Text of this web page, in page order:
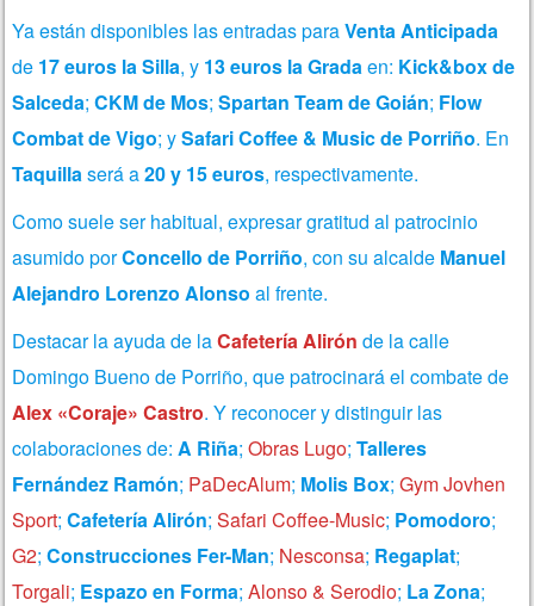
Ya están disponibles las entradas paraVenta Anticipada
de 17 euros la Silla, y 13 euros la Gradaen: Kick&box de
Salceda;CKM de Mos;Spartan Team de Goián; Flow
Combat de Vigo; ySafari Coffee & Music de Porriño. En
Taquillaserá a20 y 15 euros, respectivamente.
Como suele ser habitual, expresar gratitud al patrocinio
asumido porConcello de Porriño, con su alcalde Manuel
Alejandro Lorenzo Alonso al frente.
Destacar la ayuda de laCafetería Alirón de la calle
Domingo Bueno de Porriño, que patrocinará el combate de
Alex «Coraje» Castro. Y reconocer y distinguir las
colaboraciones de: A Riña;Obras Lugo;Talleres
Fernández Ramón; PaDecAlum; Molis Box;Gym Jovhen
Sport;Cafetería Alirón;Safari Coffee-Music; Pomodoro;
G2;Construcciones Fer-Man; Nesconsa; Regaplat;
Torgali; Espazo en Forma;Alonso & Serodio; La Zona;